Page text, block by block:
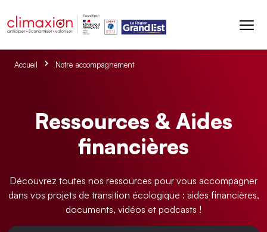
Accueil Notre accompagnement
Ressources & Aides
financières
Découvrez toutes nos ressources pour vous accompagner
dans vos projets de transition écologique : aides financières,
documents, vidéos et podcasts !